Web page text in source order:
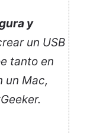
y
un USB
tanto en
un Mac,